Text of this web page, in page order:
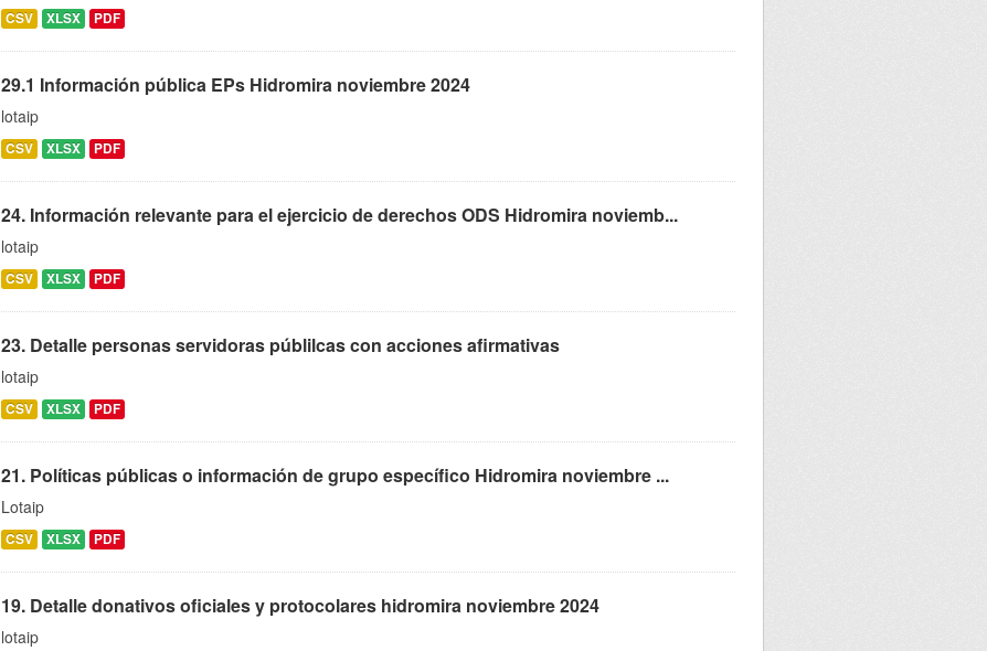
CSV XLSX PDF
29.1 Información pública EPs Hidromira noviembre 2024
lotaip
CSV XLSX PDF
24. Información relevante para el ejercicio de derechos ODS Hidromira noviemb...
lotaip
CSV XLSX PDF
23. Detalle personas servidoras públilcas con acciones afirmativas
lotaip
CSV XLSX PDF
21. Políticas públicas o información de grupo específico Hidromira noviembre ...
Lotaip
CSV XLSX PDF
19. Detalle donativos oficiales y protocolares hidromira noviembre 2024
lotaip